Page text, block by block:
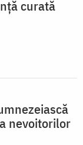
curată
nevoitorilor